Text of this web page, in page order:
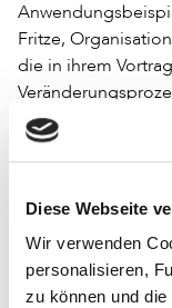
Diese Webseite
Wir verwenden
personalisieren,
zu können und
Fritze,
die in ihrem
Die Teilnahme am
kostenfrei. Alle
Verwandte